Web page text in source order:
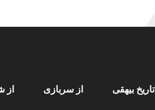
تاریخ بیهقی از سربازی از